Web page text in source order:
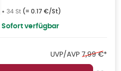
• 34 St (= 0.17 €/St)
Sofort verfügbar
UVP/AVP Ehemaliger
7,99 €*